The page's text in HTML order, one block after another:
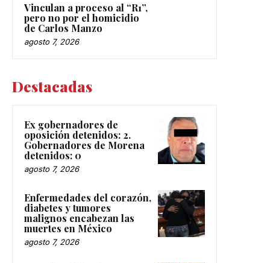
Vinculan a proceso al “R1”,
pero no por el homicidio
de Carlos Manzo
agosto 7, 2026
Destacadas
Ex gobernadores de
oposición detenidos: 2.
Gobernadores de Morena
detenidos: 0
agosto 7, 2026
Enfermedades del corazón,
diabetes y tumores
malignos encabezan las
muertes en México
agosto 7, 2026